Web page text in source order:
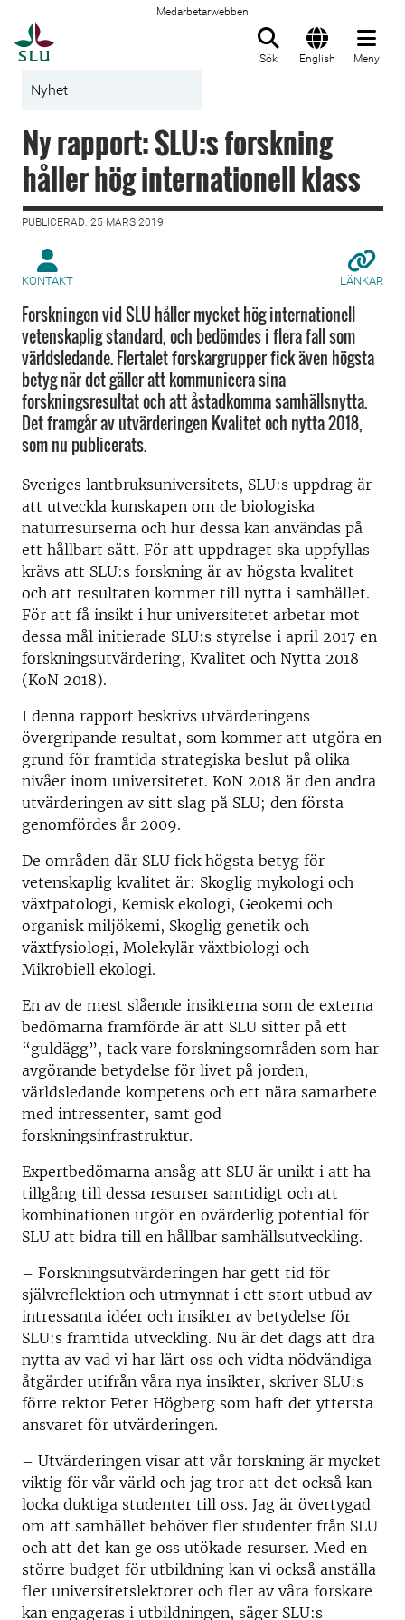
Medarbetarwebben
Sök English Meny
Nyhet
Ny rapport: SLU:s forskning
håller hög internationell klass
PUBLICERAD: 25 MARS 2019
KONTAKT LÄNKAR
Forskningen vid SLU håller mycket hög internationell
vetenskaplig standard, och bedömdes i flera fall som
världsledande. Flertalet forskargrupper fick även högsta
betyg när det gäller att kommunicera sina
forskningsresultat och att åstadkomma samhällsnytta.
Det framgår av utvärderingen Kvalitet och nytta 2018,
som nu publicerats.
Sveriges lantbruksuniversitets, SLU:s uppdrag är
att utveckla kunskapen om de biologiska
naturresurserna och hur dessa kan användas på
ett hållbart sätt. För att uppdraget ska uppfyllas
krävs att SLU:s forskning är av högsta kvalitet
och att resultaten kommer till nytta i samhället.
För att få insikt i hur universitetet arbetar mot
dessa mål initierade SLU:s styrelse i april 2017 en
forskningsutvärdering, Kvalitet och Nytta 2018
(KoN 2018).
I denna rapport beskrivs utvärderingens
övergripande resultat, som kommer att utgöra en
grund för framtida strategiska beslut på olika
nivåer inom universitetet. KoN 2018 är den andra
utvärderingen av sitt slag på SLU; den första
genomfördes år 2009.
De områden där SLU fick högsta betyg för
vetenskaplig kvalitet är: Skoglig mykologi och
växtpatologi, Kemisk ekologi, Geokemi och
organisk miljökemi, Skoglig genetik och
växtfysiologi, Molekylär växtbiologi och
Mikrobiell ekologi.
En av de mest slående insikterna som de externa
bedömarna framförde är att SLU sitter på ett
“guldägg”, tack vare forskningsområden som har
avgörande betydelse för livet på jorden,
världsledande kompetens och ett nära samarbete
med intressenter, samt god
forskningsinfrastruktur.
Expertbedömarna ansåg att SLU är unikt i att ha
tillgång till dessa resurser samtidigt och att
kombinationen utgör en ovärderlig potential för
SLU att bidra till en hållbar samhällsutveckling.
– Forskningsutvärderingen har gett tid för
självreflektion och utmynnat i ett stort utbud av
intressanta idéer och insikter av betydelse för
SLU:s framtida utveckling. Nu är det dags att dra
nytta av vad vi har lärt oss och vidta nödvändiga
åtgärder utifrån våra nya insikter, skriver SLU:s
förre rektor Peter Högberg som haft det yttersta
ansvaret för utvärderingen.
– Utvärderingen visar att vår forskning är mycket
viktig för vår värld och jag tror att det också kan
locka duktiga studenter till oss. Jag är övertygad
om att samhället behöver fler studenter från SLU
och att det kan ge oss utökade resurser. Med en
större budget för utbildning kan vi också anställa
fler universitetslektorer och fler av våra forskare
kan engageras i utbildningen, säger SLU:s